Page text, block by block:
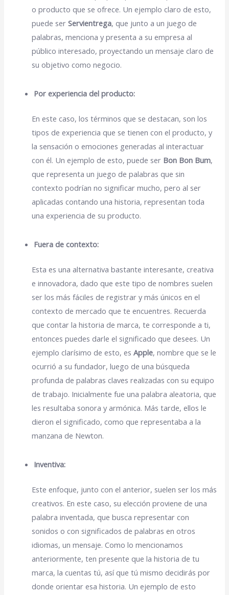
o producto que se ofrece. Un ejemplo claro de esto,
puede serServientrega, que junto a un juego de
palabras, menciona y presenta a su empresa al
público interesado, proyectando un mensaje claro de
su objetivo como negocio.
Por experiencia del producto:
En este caso, los términos que se destacan, son los
tipos de experiencia que se tienen con el producto, y
la sensación o emociones generadas al interactuar
con él. Un ejemplo de esto, puede ser Bon Bon Bum,
que representa un juego de palabras que sin
contexto podrían no significar mucho, pero al ser
aplicadas contando una historia, representan toda
una experiencia de su producto.
Fuera de contexto:
Esta es una alternativa bastante interesante, creativa
e innovadora, dado que este tipo de nombres suelen
ser los más fáciles de registrar y más únicos en el
contexto de mercado que te encuentres. Recuerda
que contar la historia de marca, te corresponde a ti,
entonces puedes darle el significado que desees. Un
ejemplo clarísimo de esto, esApple, nombre que se le
ocurrió a su fundador, luego de una búsqueda
profunda de palabras claves realizadas con su equipo
de trabajo. Inicialmente fue una palabra aleatoria, que
les resultaba sonora y armónica. Más tarde, ellos le
dieron el significado, como que representaba a la
manzana de Newton.
Inventiva:
Este enfoque, junto con el anterior, suelen ser los más
creativos. En este caso, su elección proviene de una
palabra inventada, que busca representar con
sonidos o con significados de palabras en otros
idiomas, un mensaje. Como lo mencionamos
anteriormente, ten presente que la historia de tu
marca, la cuentas tú, así que tú mismo decidirás por
donde orientar esa historia. Un ejemplo de esto